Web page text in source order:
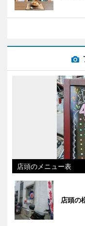
店頭のメニュー表
店頭の